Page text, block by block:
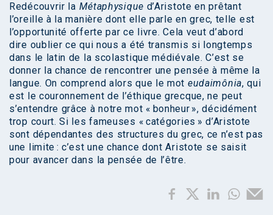
Redécouvrir la Métaphysique d’Aristote en prêtant
l’oreille à la manière dont elle parle en grec, telle est
l’opportunité offerte par ce livre. Cela veut d’abord
dire oublier ce qui nous a été transmis si longtemps
dans le latin de la scolastique médiévale. C’est se
donner la chance de rencontrer une pensée à même la
langue. On comprend alors que le mot eudaimônia, qui
est le couronnement de l’éthique grecque, ne peut
s’entendre grâce à notre mot « bonheur », décidément
trop court. Si les fameuses « catégories » d’Aristote
sont dépendantes des structures du grec, ce n’est pas
une limite : c’est une chance dont Aristote se saisit
pour avancer dans la pensée de l’être.